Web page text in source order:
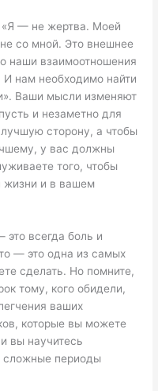
«Я — не жертва. Моей
со мной. Это внешнее
наши взаимоотношения
нам необходимо найти
Ваши мысли изменяют
и незаметно для
сторону, а чтобы
у вас должны
того, чтобы
жизни и в вашем
всегда боль и
— это одна из самых
сделать. Но помните,
тому, кого обидели,
ваших
которые вы можете
вы научитесь
сложные периоды